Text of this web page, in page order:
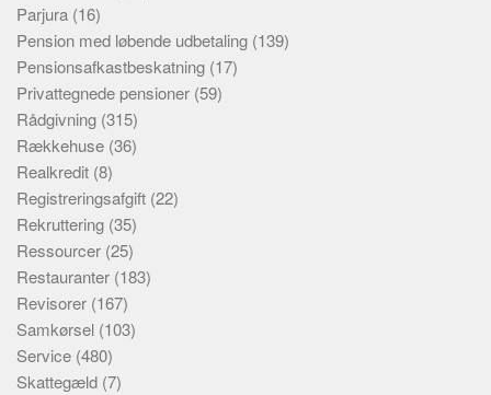
Parjura (16)
Pension med løbende udbetaling (139)
Pensionsafkastbeskatning (17)
Privattegnede pensioner (59)
Rådgivning (315)
Rækkehuse (36)
Realkredit (8)
Registreringsafgift (22)
Rekruttering (35)
Ressourcer (25)
Restauranter (183)
Revisorer (167)
Samkørsel (103)
Service (480)
Skattegæld (7)